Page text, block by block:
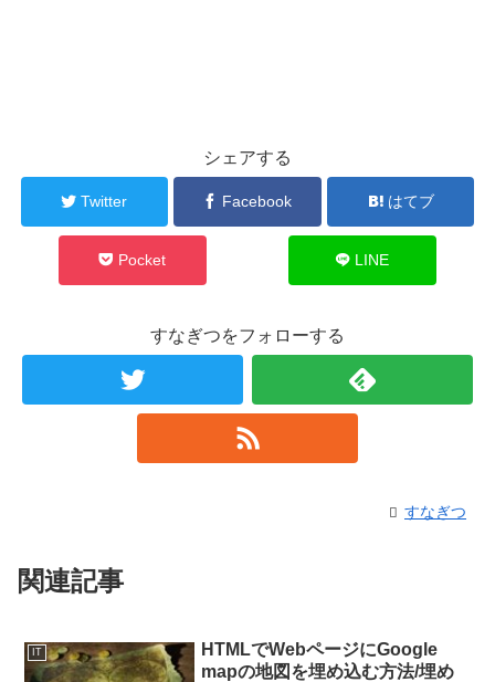
シェアする
Twitter Facebook はてブ
Pocket LINE
すなぎつをフォローする
すなぎつ
関連記事
IT
HTMLでWebページにGoogle
mapの地図を埋め込む方法/埋め